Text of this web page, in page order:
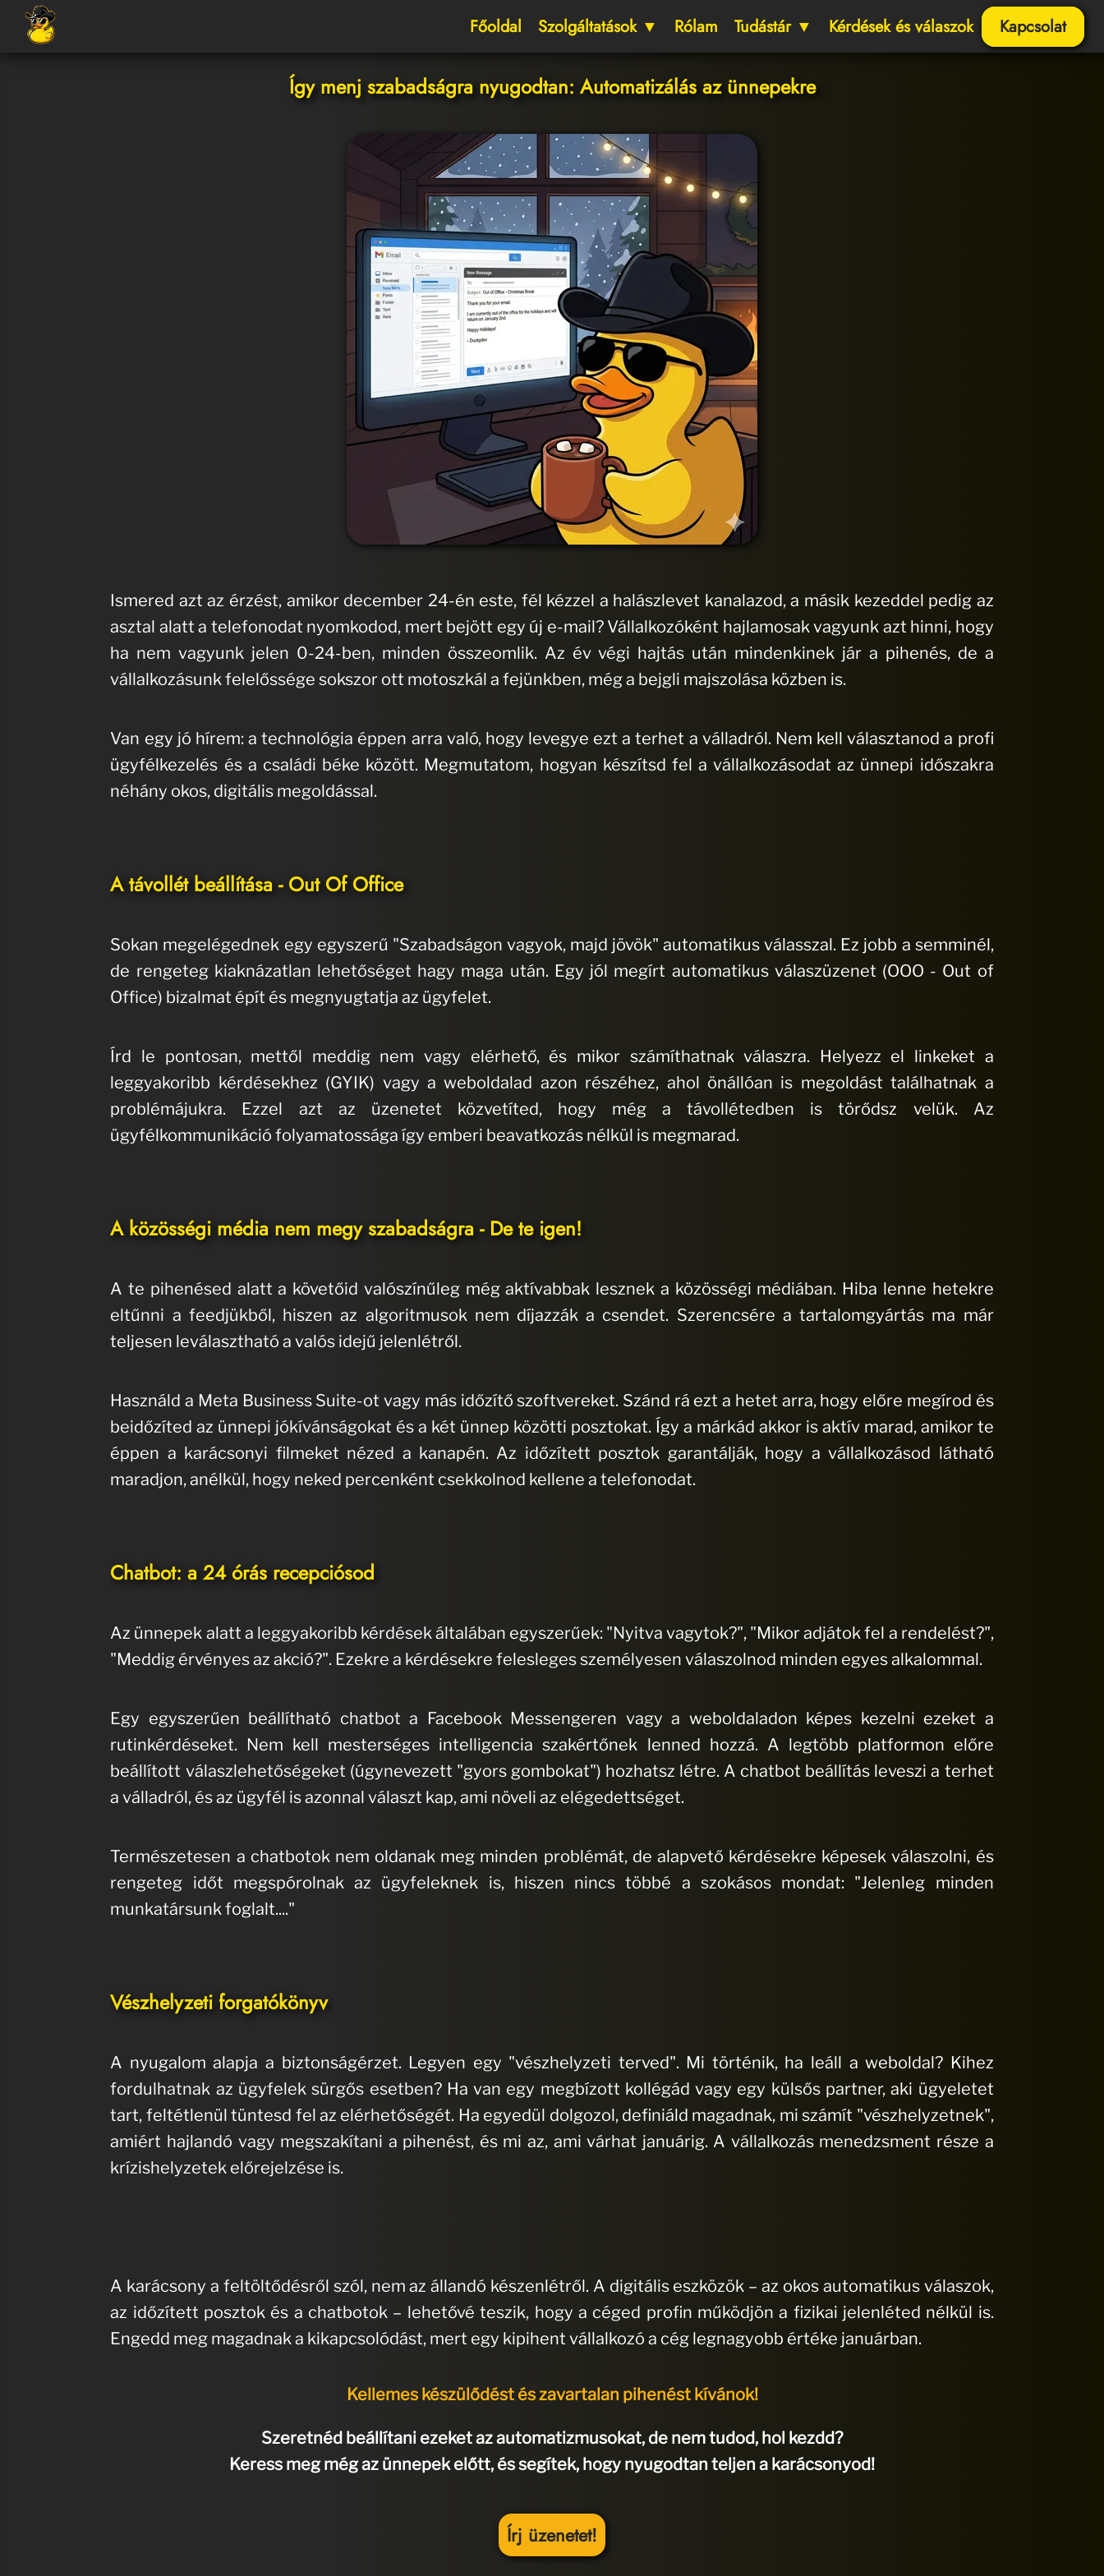
Főoldal Szolgáltatások ▼ Rólam Tudástár ▼ Kérdések és válaszok Kapcsolat
Így menj szabadságra nyugodtan: Automatizálás az ünnepekre
Ismered azt az érzést, amikor december 24-én este, fél kézzel a halászlevet kanalazod, a másik kezeddel pedig az
asztal alatt a telefonodat nyomkodod, mert bejött egy új e-mail? Vállalkozóként hajlamosak vagyunk azt hinni, hogy
ha nem vagyunk jelen 0-24-ben, minden összeomlik. Az év végi hajtás után mindenkinek jár a pihenés, de a
vállalkozásunk felelőssége sokszor ott motoszkál a fejünkben, még a bejgli majszolása közben is.
Van egy jó hírem: a technológia éppen arra való, hogy levegye ezt a terhet a válladról. Nem kell választanod a profi
ügyfélkezelés és a családi béke között. Megmutatom, hogyan készítsd fel a vállalkozásodat az ünnepi időszakra
néhány okos, digitális megoldással.
A távollét beállítása - Out Of Office
Sokan megelégednek egy egyszerű "Szabadságon vagyok, majd jövök" automatikus válasszal. Ez jobb a semminél,
de rengeteg kiaknázatlan lehetőséget hagy maga után. Egy jól megírt automatikus válaszüzenet (OOO - Out of
Office) bizalmat épít és megnyugtatja az ügyfelet.
Írd le pontosan, mettől meddig nem vagy elérhető, és mikor számíthatnak válaszra. Helyezz el linkeket a
leggyakoribb kérdésekhez (GYIK) vagy a weboldalad azon részéhez, ahol önállóan is megoldást találhatnak a
problémájukra. Ezzel azt az üzenetet közvetíted, hogy még a távollétedben is törődsz velük. Az
ügyfélkommunikáció folyamatossága így emberi beavatkozás nélkül is megmarad.
A közösségi média nem megy szabadságra - De te igen!
A te pihenésed alatt a követőid valószínűleg még aktívabbak lesznek a közösségi médiában. Hiba lenne hetekre
eltűnni a feedjükből, hiszen az algoritmusok nem díjazzák a csendet. Szerencsére a tartalomgyártás ma már
teljesen leválasztható a valós idejű jelenlétről.
Használd a Meta Business Suite-ot vagy más időzítő szoftvereket. Szánd rá ezt a hetet arra, hogy előre megírod és
beidőzíted az ünnepi jókívánságokat és a két ünnep közötti posztokat. Így a márkád akkor is aktív marad, amikor te
éppen a karácsonyi filmeket nézed a kanapén. Az időzített posztok garantálják, hogy a vállalkozásod látható
maradjon, anélkül, hogy neked percenként csekkolnod kellene a telefonodat.
Chatbot: a 24 órás recepciósod
Az ünnepek alatt a leggyakoribb kérdések általában egyszerűek: "Nyitva vagytok?", "Mikor adjátok fel a rendelést?",
"Meddig érvényes az akció?". Ezekre a kérdésekre felesleges személyesen válaszolnod minden egyes alkalommal.
Egy egyszerűen beállítható chatbot a Facebook Messengeren vagy a weboldaladon képes kezelni ezeket a
rutinkérdéseket. Nem kell mesterséges intelligencia szakértőnek lenned hozzá. A legtöbb platformon előre
beállított válaszlehetőségeket (úgynevezett "gyors gombokat") hozhatsz létre. A chatbot beállítás leveszi a terhet
a válladról, és az ügyfél is azonnal választ kap, ami növeli az elégedettséget.
Természetesen a chatbotok nem oldanak meg minden problémát, de alapvető kérdésekre képesek válaszolni, és
rengeteg időt megspórolnak az ügyfeleknek is, hiszen nincs többé a szokásos mondat: "Jelenleg minden
munkatársunk foglalt...."
Vészhelyzeti forgatókönyv
A nyugalom alapja a biztonságérzet. Legyen egy "vészhelyzeti terved". Mi történik, ha leáll a weboldal? Kihez
fordulhatnak az ügyfelek sürgős esetben? Ha van egy megbízott kollégád vagy egy külsős partner, aki ügyeletet
tart, feltétlenül tüntesd fel az elérhetőségét. Ha egyedül dolgozol, definiáld magadnak, mi számít "vészhelyzetnek",
amiért hajlandó vagy megszakítani a pihenést, és mi az, ami várhat januárig. A vállalkozás menedzsment része a
krízishelyzetek előrejelzése is.
A karácsony a feltöltődésről szól, nem az állandó készenlétről. A digitális eszközök – az okos automatikus válaszok,
az időzített posztok és a chatbotok – lehetővé teszik, hogy a céged profin működjön a fizikai jelenléted nélkül is.
Engedd meg magadnak a kikapcsolódást, mert egy kipihent vállalkozó a cég legnagyobb értéke januárban.
Kellemes készülődést és zavartalan pihenést kívánok!
Szeretnéd beállítani ezeket az automatizmusokat, de nem tudod, hol kezdd?
Keress meg még az ünnepek előtt, és segítek, hogy nyugodtan teljen a karácsonyod!
Írj üzenetet!